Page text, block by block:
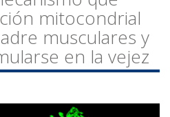
mitocondrial
musculares y
en la vejez